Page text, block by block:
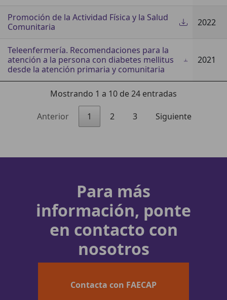
Promoción de la Actividad Física y la Salud
Comunitaria
2022
Teleenfermería. Recomendaciones para la
atención a la persona con diabetes mellitus
desde la atención primaria y comunitaria
2021
Mostrando 1 a 10 de 24 entradas
Anterior 1 2 3 Siguiente
Para más
información, ponte
en contacto con
nosotros
Contacta con FAECAP